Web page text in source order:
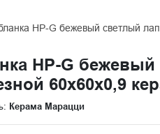
HP-G бежевый светлый
HP-G
60x60x0,9
Керама Марацци